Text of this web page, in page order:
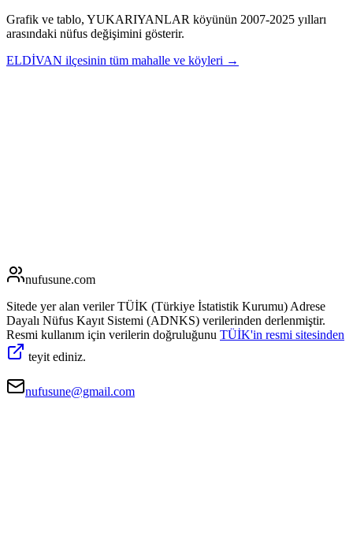
Grafik ve tablo, YUKARIYANLAR köyünün 2007-2025 yılları
arasındaki nüfus değişimini gösterir.
ELDİVAN ilçesinin tüm mahalle ve köyleri →
nufusune.com
Sitede yer alan veriler TÜİK (Türkiye İstatistik Kurumu) Adrese
Dayalı Nüfus Kayıt Sistemi (ADNKS) verilerinden derlenmiştir.
Resmi kullanım için verilerin doğruluğunu TÜİK'in resmi sitesinden
teyit ediniz.
nufusune@gmail.com